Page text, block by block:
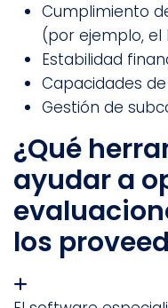
Cumplimiento
(por ejemplo, el
Estabilidad
Capacidades
Gestión de
¿Qué
ayudar a
los